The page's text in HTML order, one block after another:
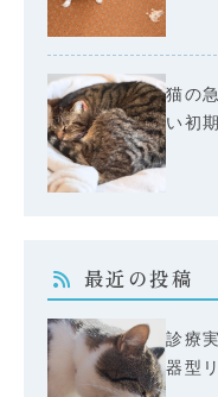
猫の
い初
最近の投稿
診療
器型